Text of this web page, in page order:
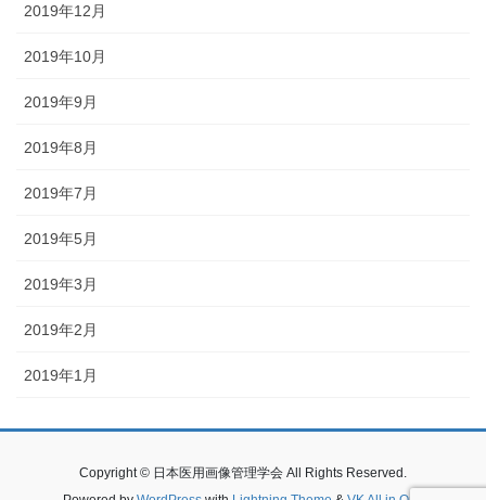
2019年12月
2019年10月
2019年9月
2019年8月
2019年7月
2019年5月
2019年3月
2019年2月
2019年1月
Copyright © 日本医用画像管理学会 All Rights Reserved.